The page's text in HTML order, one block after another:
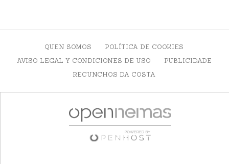
QUEN SOMOS
POLÍTICA DE COOKIES
AVISO LEGAL Y CONDICIONES DE USO
PUBLICIDADE
RECUNCHOS DA COSTA